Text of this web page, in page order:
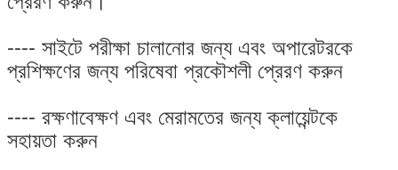
---- সাইটে পরীক্ষা চালানোর জন্য এবং অপারেটরকে
প্রশিক্ষণের জন্য পরিষেবা প্রকৌশলী প্রেরণ করুন
---- রক্ষণাবেক্ষণ এবং মেরামতের জন্য ক্লায়েন্টকে
সহায়তা করুন